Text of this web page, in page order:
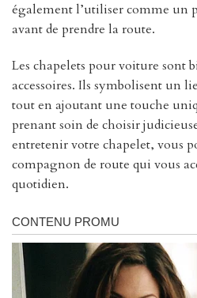
également l’utiliser comme un
avant de prendre la route.
Les chapelets pour voiture sont
accessoires. Ils symbolisent un
tout en ajoutant une touche
prenant soin de choisir
entretenir votre chapelet, vous
compagnon de route qui vous
quotidien.